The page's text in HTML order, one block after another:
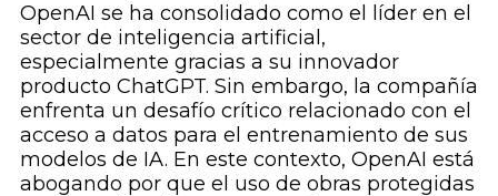
OpenAI se ha consolidado como el líder en el
sector de inteligencia artificial,
especialmente gracias a su innovador
producto ChatGPT. Sin embargo, la compañía
enfrenta un desafío crítico relacionado con el
acceso a datos para el entrenamiento de sus
modelos de IA. En este contexto, OpenAI está
abogando por que el uso de obras protegidas